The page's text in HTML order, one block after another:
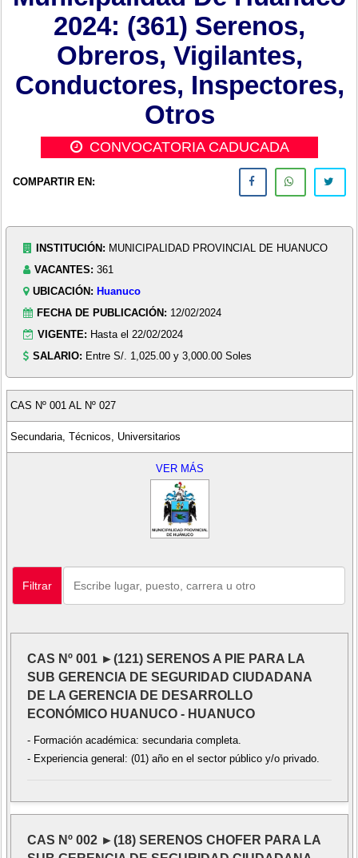
2024: (361) Serenos,
Obreros, Vigilantes,
Conductores, Inspectores,
Otros
CONVOCATORIA CADUCADA
COMPARTIR EN:
INSTITUCIÓN: MUNICIPALIDAD PROVINCIAL DE HUANUCO
VACANTES: 361
UBICACIÓN: Huanuco
FECHA DE PUBLICACIÓN: 12/02/2024
VIGENTE: Hasta el 22/02/2024
SALARIO: Entre S/. 1,025.00 y 3,000.00 Soles
CAS Nº 001 AL Nº 027
Secundaria, Técnicos, Universitarios
VER MÁS
Filtrar
CAS Nº 001 ►(121) SERENOS A PIE PARA LA
SUB GERENCIA DE SEGURIDAD CIUDADANA
DE LA GERENCIA DE DESARROLLO
ECONÓMICO HUANUCO - HUANUCO
- Formación académica: secundaria completa.
- Experiencia general: (01) año en el sector público y/o privado.
CAS Nº 002 ►(18) SERENOS CHOFER PARA LA